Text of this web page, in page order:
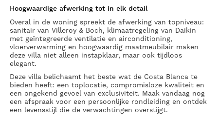
Hoogwaardige afwerking tot in elk detail
Overal in de woning spreekt de afwerking van topniveau:
sanitair van Villeroy & Boch, klimaatregeling van Daikin
met geïntegreerde ventilatie en airconditioning,
vloerverwarming en hoogwaardig maatmeubilair maken
deze villa niet alleen instapklaar, maar ook tijdloos
elegant.
Deze villa belichaamt het beste wat de Costa Blanca te
bieden heeft: een toplocatie, compromisloze kwaliteit en
een ongekend gevoel van exclusiviteit. Maak vandaag nog
een afspraak voor een persoonlijke rondleiding en ontdek
een levensstijl die de verwachtingen overstijgt.